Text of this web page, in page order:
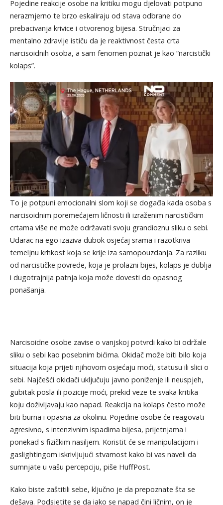
Pojedine reakcije osobe na kritiku mogu djelovati potpuno
nerazmjerno te brzo eskaliraju od stava odbrane do
prebacivanja krivice i otvorenog bijesa. Stručnjaci za
mentalno zdravlje ističu da je reaktivnost česta crta
narcisoidnih osoba, a sam fenomen poznat je kao “narcistički
kolaps”.
To je potpuni emocionalni slom koji se događa kada osoba s
narcisoidnim poremećajem ličnosti ili izraženim narcističkim
crtama više ne može održavati svoju grandioznu sliku o sebi.
Udarac na ego izaziva dubok osjećaj srama i razotkriva
temeljnu krhkost koja se krije iza samopouzdanja. Za razliku
od narcističke povrede, koja je prolazni bijes, kolaps je dublja
i dugotrajnija patnja koja može dovesti do opasnog
ponašanja.
Narcisoidne osobe zavise o vanjskoj potvrdi kako bi održale
sliku o sebi kao posebnim bićima. Okidač može biti bilo koja
situacija koja prijeti njihovom osjećaju moći, statusu ili slici o
sebi. Najčešći okidači uključuju javno poniženje ili neuspjeh,
gubitak posla ili pozicije moći, prekid veze te svaka kritika
koju doživljavaju kao napad. Reakcija na kolaps često može
biti burna i opasna za okolinu. Pojedine osobe će reagovati
agresivno, s intenzivnim ispadima bijesa, prijetnjama i
ponekad s fizičkim nasiljem. Koristit će se manipulacijom i
gaslightingom iskrivljujući stvarnost kako bi vas naveli da
sumnjate u vašu percepciju, piše HuffPost.
Kako biste zaštitili sebe, ključno je da prepoznate šta se
dešava. Podsjetite se da iako se napad čini ličnim, on je